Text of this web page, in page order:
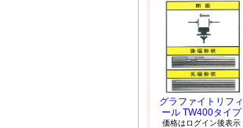
グラファイトリフィ
ール TW400タイプ
価格はログイン後表示